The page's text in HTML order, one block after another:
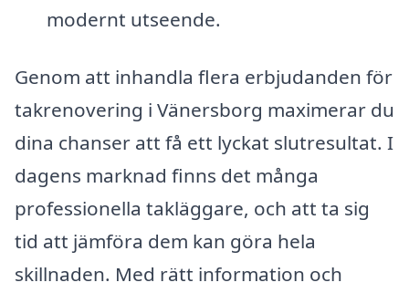
modernt utseende.
Genom att inhandla flera erbjudanden för
takrenovering i Vänersborg maximerar du
dina chanser att få ett lyckat slutresultat. I
dagens marknad finns det många
professionella takläggare, och att ta sig
tid att jämföra dem kan göra hela
skillnaden. Med rätt information och